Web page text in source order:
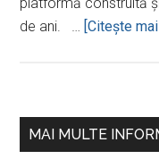
platformă construită
de ani. … [Citeşte
Bara
MAI MULTE